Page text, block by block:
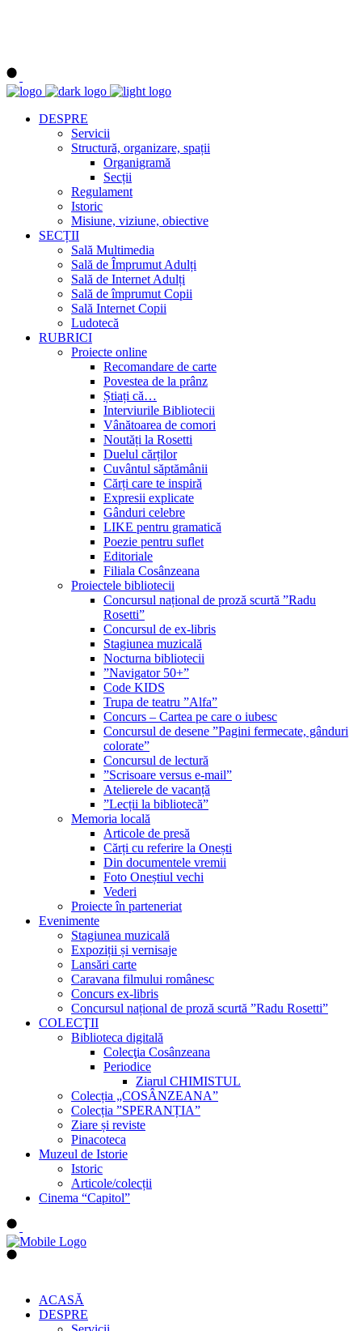
DESPRE
Servicii
Structură, organizare, spații
Organigramă
Secții
Regulament
Istoric
Misiune, viziune, obiective
SECȚII
Sală Multimedia
Sală de Împrumut Adulți
Sală de Internet Adulți
Sală de împrumut Copii
Sală Internet Copii
Ludotecă
RUBRICI
Proiecte online
Recomandare de carte
Povestea de la prânz
Știați că…
Interviurile Bibliotecii
Vânătoarea de comori
Noutăți la Rosetti
Duelul cărților
Cuvântul săptămânii
Cărți care te inspiră
Expresii explicate
Gânduri celebre
LIKE pentru gramatică
Poezie pentru suflet
Editoriale
Filiala Cosânzeana
Proiectele bibliotecii
Concursul național de proză scurtă ”Radu
Rosetti”
Concursul de ex-libris
Stagiunea muzicală
Nocturna bibliotecii
”Navigator 50+”
Code KIDS
Trupa de teatru ”Alfa”
Concurs – Cartea pe care o iubesc
Concursul de desene ”Pagini fermecate, gânduri
colorate”
Concursul de lectură
”Scrisoare versus e-mail”
Atelierele de vacanță
”Lecții la bibliotecă”
Memoria locală
Articole de presă
Cărți cu referire la Onești
Din documentele vremii
Foto Oneștiul vechi
Vederi
Proiecte în parteneriat
Evenimente
Stagiunea muzicală
Expoziții și vernisaje
Lansări carte
Caravana filmului românesc
Concurs ex-libris
Concursul național de proză scurtă ”Radu Rosetti”
COLECŢII
Biblioteca digitală
Colecţia Cosânzeana
Periodice
Ziarul CHIMISTUL
Colecția „COSÂNZEANA”
Colecția ”SPERANȚIA”
Ziare și reviste
Pinacoteca
Muzeul de Istorie
Istoric
Articole/colecții
Cinema “Capitol”
ACASĂ
DESPRE